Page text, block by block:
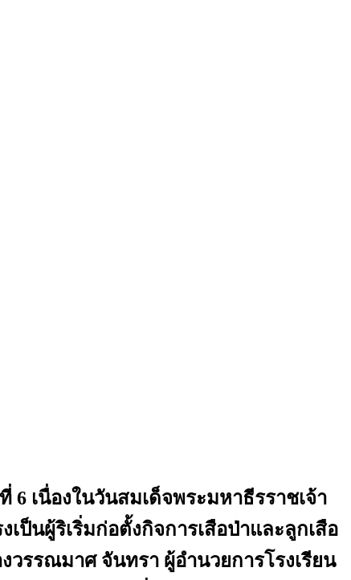
เนื่องในวันสมเด็จพระมหาธีรราชเจ้า
ป็นผู้ริเริ่มก่อตั้งกิจการเสือป่าและลูกเสือ
รรณมาศ จันทรา ผู้อำนวยการโรงเรียน